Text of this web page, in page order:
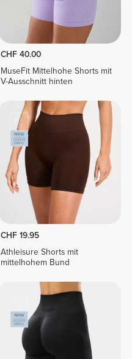
CHF 40.00
MuseFit Mittelhohe Shorts mit
V-Ausschnitt hinten
CHF 19.95
Athleisure Shorts mit
mittelhohem Bund